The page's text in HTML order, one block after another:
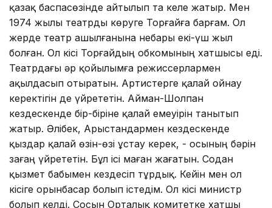
қазақ баспасөзінде айтылып та келе жатыр. Мен
1974 жылы театрды көруге Торғайға барғам. Ол
жерде театр ашылғанына небары екі-үш жыл
болған. Ол кісі Торғайдың обкомының хатшысы еді.
Театрдағы әр қойылымға режиссерлармен
ақылдасып отыратын. Артистерге қалай ойнау
керектігін де үйрететін. Айман-Шолпан
кездескенде бір-біріне қалай емеуірін танытып
жатыр. Әлібек, Арыстандармен кездескенде
қыздар қалай өзін-өзі ұстау керек, - осының бәрін
Өзағаң үйрететін. Бұл ісі маған жағатын. Содан
қызмет бабымен кездесіп тұрдық. Кейін мен ол
кісіге орынбасар болып істедім. Ол кісі министр
болып келді. Сосын Орталық комитетке хатшы